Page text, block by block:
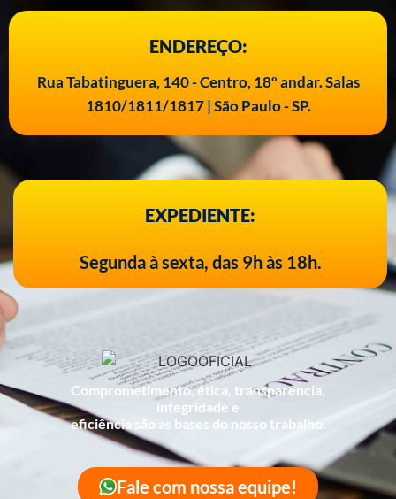
ENDEREÇO:
Rua Tabatinguera, 140 - Centro, 18º andar. Salas
1810/1811/1817 | São Paulo - SP.
EXPEDIENTE:
Segunda à sexta, das 9h às 18h.
Comprometimento, ética, transparência,
integridade e
eficiência são as bases do nosso trabalho.
Fale com nossa equipe!